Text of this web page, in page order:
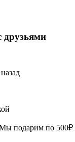
друзьями
Мы подарим по 500₽